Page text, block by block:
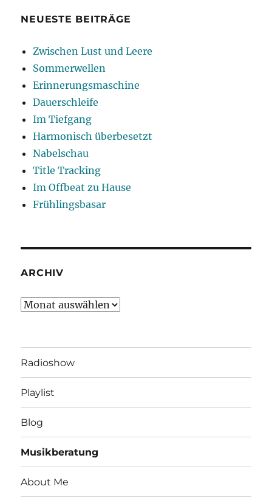
NEUESTE BEITRÄGE
Zwischen Lust und Leere
Sommerwellen
Erinnerungsmaschine
Dauerschleife
Im Tiefgang
Harmonisch überbesetzt
Nabelschau
Title Tracking
Im Offbeat zu Hause
Frühlingsbasar
ARCHIV
Archiv
Radioshow
Playlist
Blog
Musikberatung
About Me